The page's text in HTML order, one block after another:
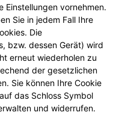
Einstellungen vornehmen.
Sie in jedem Fall Ihre
Die
bzw. dessen Gerät) wird
erneut wiederholen zu
der gesetzlichen
Sie können Ihre Cookie
das Schloss Symbol
und widerrufen.